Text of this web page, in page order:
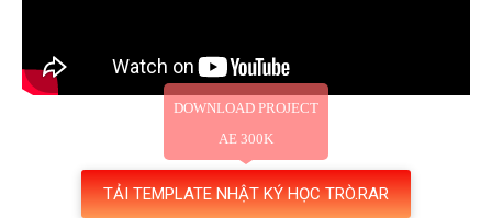
TẢI TEMPLATE NHẬT KÝ HỌC TRÒ.RAR